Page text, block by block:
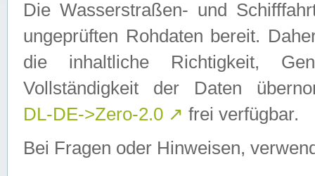
Die Wasserstraßen- und
ungeprüften Rohdaten bereit.
die inhaltliche Richtigkeit,
Vollständigkeit der Daten
DL-DE->Zero-2.0 ↗ frei verfügbar.
Bei Fragen oder Hinweisen,